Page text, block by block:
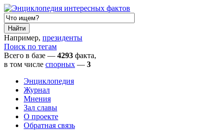
Например, президенты
Поиск по тегам
Всего в базе — 4293 факта,
в том числе спорных — 3
Энциклопедия
Журнал
Мнения
Зал славы
О проекте
Обратная связь